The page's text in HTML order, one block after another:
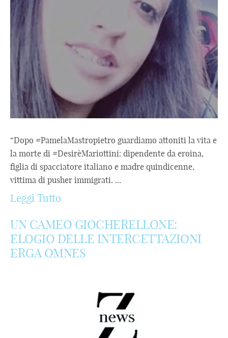
“Dopo #PamelaMastropietro guardiamo attoniti la vita e
la morte di #DesirèMariottini: dipendente da eroina,
figlia di spacciatore italiano e madre quindicenne,
vittima di pusher immigrati. ...
Leggi Tutto
UN CAMEO GIOCHERELLONE:
ELOGIO DELLE INTERCETTAZIONI
ERGA OMNES